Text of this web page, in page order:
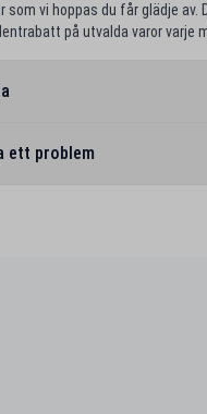
vi hoppas du får glädje av.
på utvalda varor varje
ett problem